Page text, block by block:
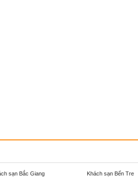
sạn Bắc Giang Khách sạn Bến Tre